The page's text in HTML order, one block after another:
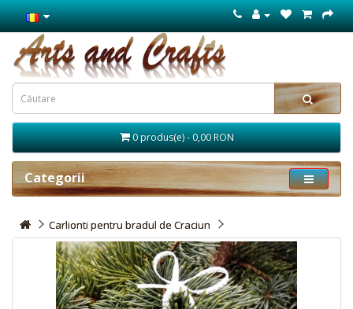
0 produs(e) - 0,00 RON
Categorii
Carlionti pentru bradul de Craciun